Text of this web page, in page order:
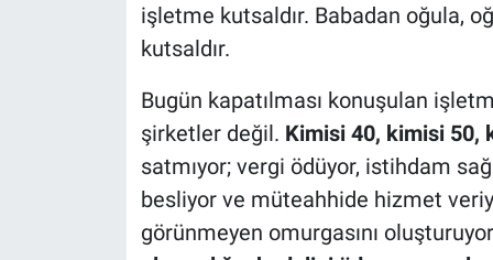
işletme kutsaldır. Babadan oğula,
kutsaldır.
Bugün kapatılması konuşulan
şirketler değil. Kimisi 40, kimisi 50,
satmıyor; vergi ödüyor, istihdam
besliyor ve müteahhide hizmet
görünmeyen omurgasını